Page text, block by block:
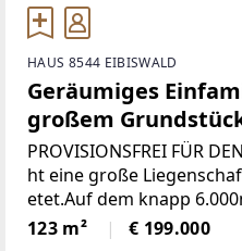
HAUS 8544 EIBISWALD
Geräumiges
großem
(Provisionsfrei)
PROVISIONSFREI FÜR
ht eine große
etet.Auf dem knapp
findet sich ein
123 m² € 199.000